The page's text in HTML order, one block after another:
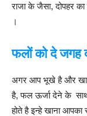
राजा के जैसा, दोपहर
।
फलों को दे जगह
अगर आप भूखे है और खाने
है, फल ऊर्जा देने के साथ
होते है इन्हे खाना